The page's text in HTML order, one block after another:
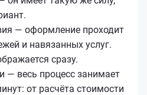
— оформление проходит
и навязанных услуг.
сразу.
— весь процесс занимает
от расчёта стоимости